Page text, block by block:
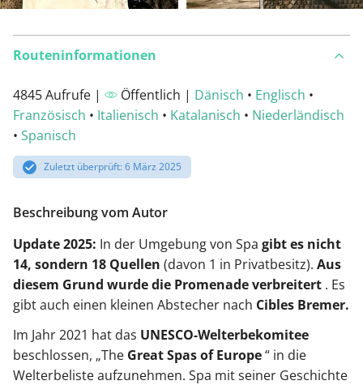
Routeninformationen
4845 Aufrufe | Öffentlich | Dänisch • Englisch •
Französisch • Italienisch • Katalanisch • Niederländisch
• Spanisch
Zuletzt überprüft: 6 März 2025
Beschreibung vom Autor
Update 2025: In der Umgebung von Spa gibt es nicht
14, sondern 18 Quellen (davon 1 in Privatbesitz). Aus
diesem Grund wurde die Promenade verbreitert . Es
gibt auch einen kleinen Abstecher nach Cibles Bremer.
Im Jahr 2021 hat das UNESCO-Welterbekomitee
beschlossen, „The Great Spas of Europe“ in die
Welterbeliste aufzunehmen. Spa mit seiner Geschichte